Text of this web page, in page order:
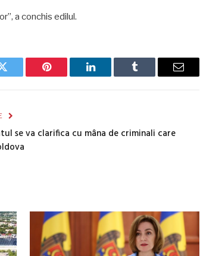
a conchis edilul.
Twitter Pinterest LinkedIn Tumblr Email
se va clarifica cu mâna de criminali care